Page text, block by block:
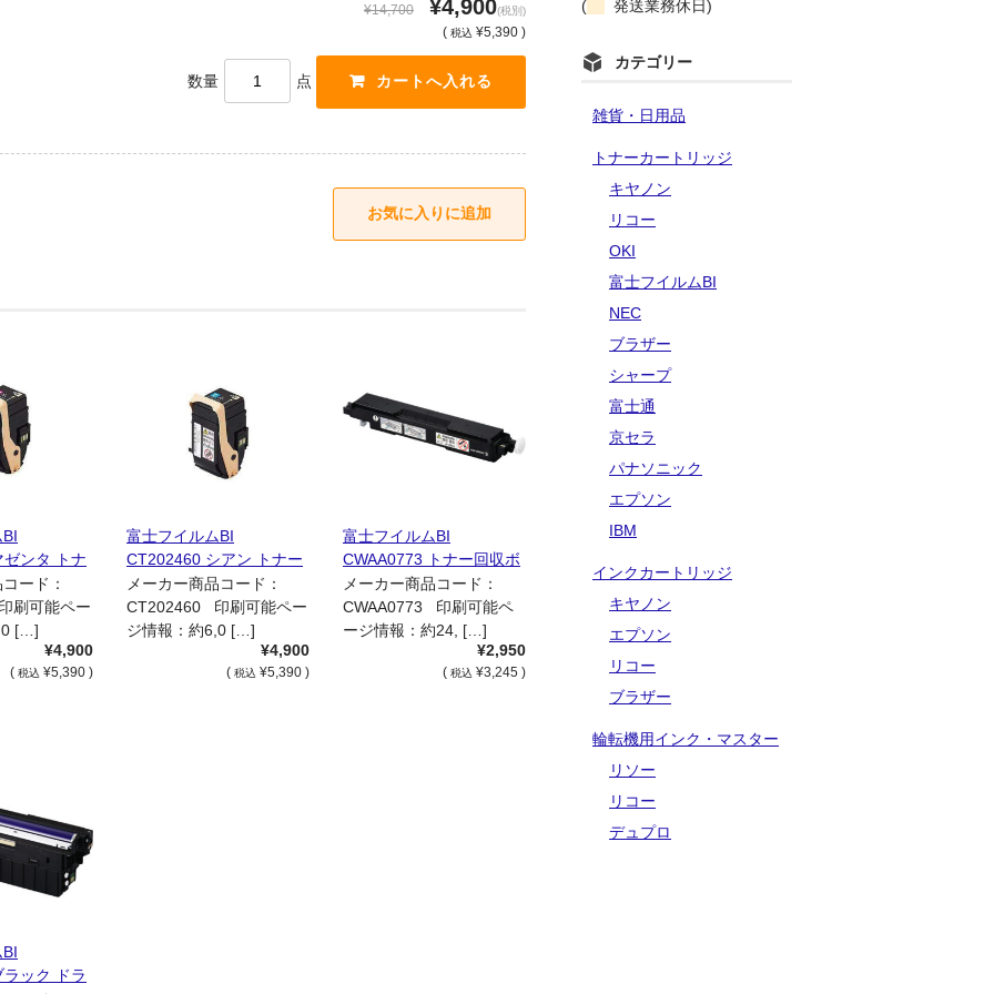
¥14,700 ¥4,900(税別)
( 税込 ¥5,390 )
数量 点
ンタ トナ
国内リサ
ード：
刷可能ペー
[…]
¥4,900
( 税込 ¥5,390 )
富士フイルムBI
CT202460 シアン トナー
カートリッジ 国内リサイ
クル品
メーカー商品コード：
CT202460 印刷可能ペー
ジ情報：約6,0 […]
¥4,900
( 税込 ¥5,390 )
富士フイルムBI
CWAA0773 トナー回収ボ
トル 国内純正品
メーカー商品コード：
CWAA0773 印刷可能ペ
ージ情報：約24, […]
¥2,950
( 税込 ¥3,245 )
ック ドラ
( 発送業務休日)
カテゴリー
雑貨・日用品
トナーカートリッジ
キヤノン
リコー
OKI
富士フイルムBI
NEC
ブラザー
シャープ
富士通
京セラ
パナソニック
エプソン
IBM
インクカートリッジ
キヤノン
エプソン
リコー
ブラザー
輪転機用インク・マスター
リソー
リコー
デュプロ